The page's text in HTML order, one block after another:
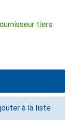
tiers
à la liste